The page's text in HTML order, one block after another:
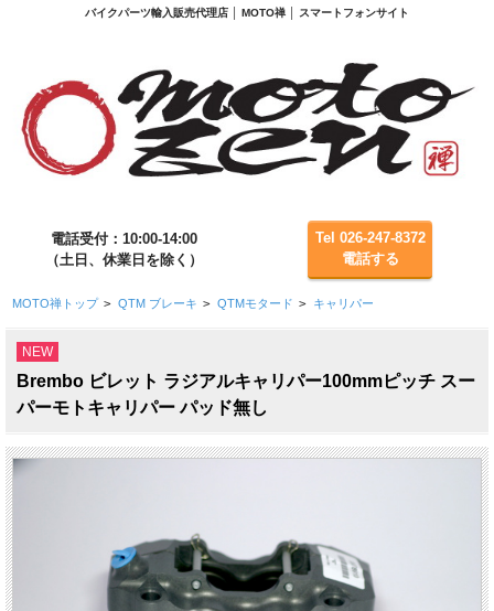
バイクパーツ輸入販売代理店 │ MOTO禅 │ スマートフォンサイト
電話受付：10:00-14:00
（土日、休業日を除く）
Tel 026-247-8372
電話する
MOTO禅トップ > QTM ブレーキ > QTMモタード > キャリパー
NEW
Brembo ビレット ラジアルキャリパー100mmピッチ スー
パーモトキャリパー パッド無し